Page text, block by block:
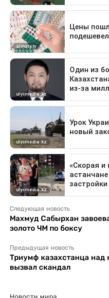
Следующая новость
Махмуд Сабырхан
золото ЧМ по боксу
Предыдущая новость
Триумф казахстанца над
вызвал скандал
Новости мира